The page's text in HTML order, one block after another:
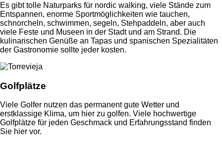
Es gibt tolle Naturparks für nordic walking, viele Stände zum
Entspannen, enorme Sportmöglichkeiten wie tauchen,
schnorcheln, schwimmen, segeln, Stehpaddeln, aber auch
viele Feste und Museen in der Stadt und am Strand. Die
kulinarischen Genüße an Tapas und spanischen Spezialitäten
der Gastronomie sollte jeder kosten.
Golfplätze
Viele Golfer nutzen das permanent gute Wetter und
erstklassige Klima, um hier zu golfen. Viele hochwertige
Golfplätze für jeden Geschmack und Erfahrungsstand finden
Sie hier vor.